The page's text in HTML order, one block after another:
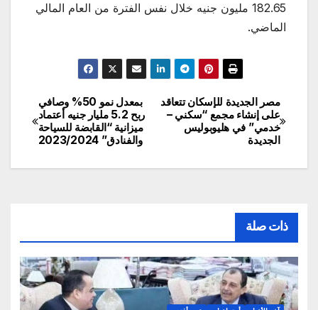
182.65 مليون جنيه خلال نفس الفترة من العام المالي
الماضي.
تصفّح
المقالات
بمعدل نمو 50% وصافي
ربح 5.2 مليار جنيه أعتماد
ميزانية “القابضة للسياحة
والفنادق” 2023/2024
مصر الجديدة للإسكان تتعاقد
على إنشاء مجمع “سكني –
خدمي” في هليوبوليس
الجديدة
ذات صلة